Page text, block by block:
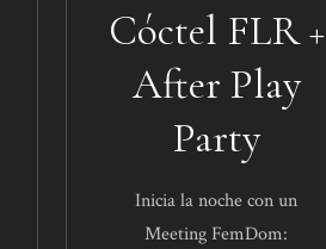
Cóctel FLR +
After Play
Party
Inicia la noche con un
Meeting FemDom: